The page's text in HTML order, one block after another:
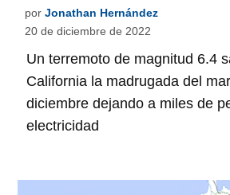
por Jonathan Hernández
20 de diciembre de 2022
Un terremoto de magnitud 6.4
California la madrugada del
diciembre dejando a miles de
electricidad